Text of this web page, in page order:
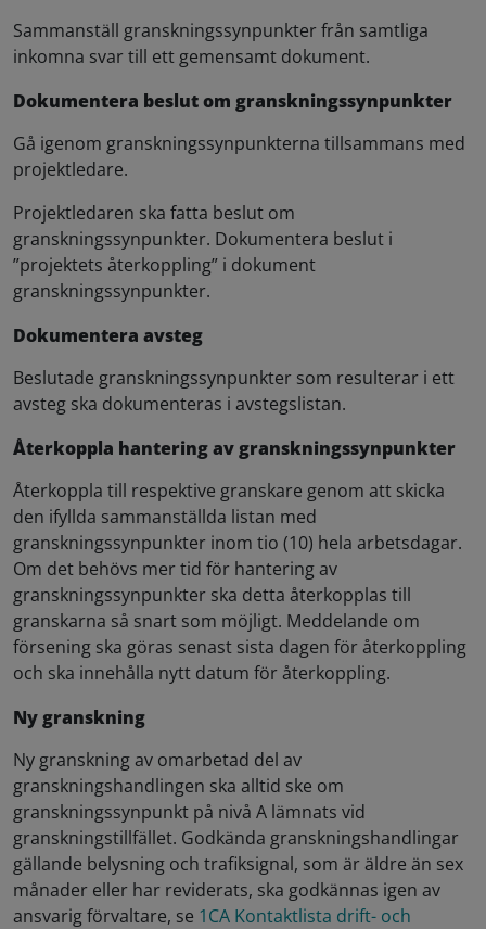
Sammanställ granskningssynpunkter från samtliga
inkomna svar till ett gemensamt dokument.
Dokumentera beslut om granskningssynpunkter
Gå igenom granskningssynpunkterna tillsammans med
projektledare.
Projektledaren ska fatta beslut om
granskningssynpunkter. Dokumentera beslut i
”projektets återkoppling” i dokument
granskningssynpunkter.
Dokumentera avsteg
Beslutade granskningssynpunkter som resulterar i ett
avsteg ska dokumenteras i avstegslistan.
Återkoppla hantering av granskningssynpunkter
Återkoppla till respektive granskare genom att skicka
den ifyllda sammanställda listan med
granskningssynpunkter inom tio (10) hela arbetsdagar.
Om det behövs mer tid för hantering av
granskningssynpunkter ska detta återkopplas till
granskarna så snart som möjligt. Meddelande om
försening ska göras senast sista dagen för återkoppling
och ska innehålla nytt datum för återkoppling.
Ny granskning
Ny granskning av omarbetad del av
granskningshandlingen ska alltid ske om
granskningssynpunkt på nivå A lämnats vid
granskningstillfället. Godkända granskningshandlingar
gällande belysning och trafiksignal, som är äldre än sex
månader eller har reviderats, ska godkännas igen av
ansvarig förvaltare, se 1CA Kontaktlista drift- och